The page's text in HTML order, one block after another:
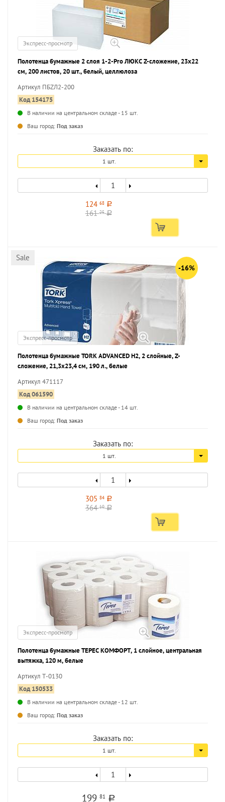
Экспресс-просмотр
Полотенца бумажные 2 слоя 1-2-Pro ЛЮКС Z-сложение, 23х22
см, 200 листов, 20 шт., белый, целлюлоза
Артикул ПБZЛ2-200
Код 154175
В наличии на центральном складе - 15 шт.
Ваш город: Под заказ
Заказать по:
1 шт.
124 68 a
16125 a
Sale
-16%
Экспресс-просмотр
Полотенца бумажные TORK ADVANCED H2, 2 слойные, Z-
сложение, 21,3х23,4 см, 190 л., белые
Артикул 471117
Код 061590
В наличии на центральном складе - 14 шт.
Ваш город: Под заказ
Заказать по:
1 шт.
305 84 a
36410 a
Экспресс-просмотр
Полотенца бумажные ТЕРЕС КОМФОРТ, 1 слойное, центральная
вытяжка, 120 м, белые
Артикул Т-0130
Код 150533
В наличии на центральном складе - 12 шт.
Ваш город: Под заказ
Заказать по:
1 шт.
19981 a